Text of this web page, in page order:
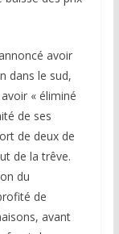
avoir
dans le sud,
« éliminé
de ses
de deux de
de la trêve.
du
de
avant